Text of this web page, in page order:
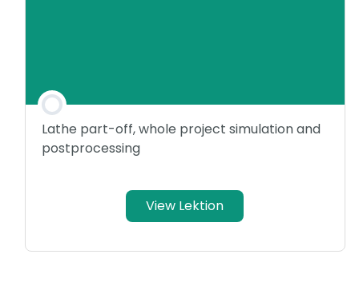
Lathe part-off, whole project simulation and
postprocessing
View Lektion